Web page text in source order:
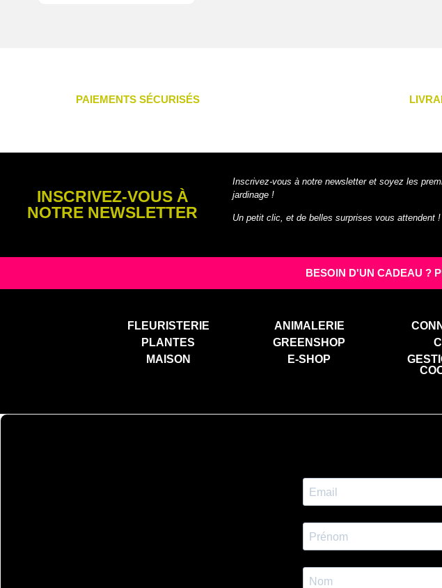
PAIEMENTS SÉCURISÉS
INSCRIVEZ-VOUS À
NOTRE NEWSLETTER
Inscrivez-vous à notre newsletter et soyez les
jardinage !
Un petit clic, et de belles surprises vous attendent !
BESOIN D'UN CADEAU ?
FLEURISTERIE
PLANTES
MAISON
ANIMALERIE
GREENSHOP
E-SHOP